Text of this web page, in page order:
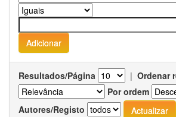
Resultados/Página | Ordenar
Por ordem
Autores/Registo